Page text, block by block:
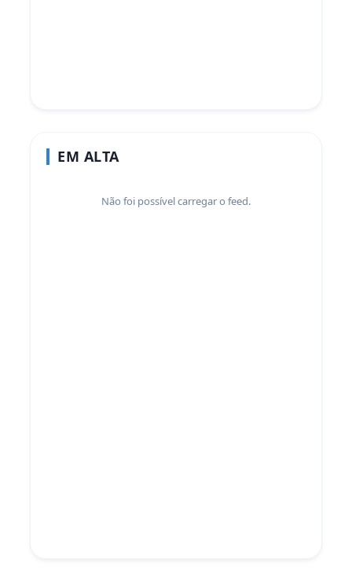
EM ALTA
Não foi possível carregar o feed.